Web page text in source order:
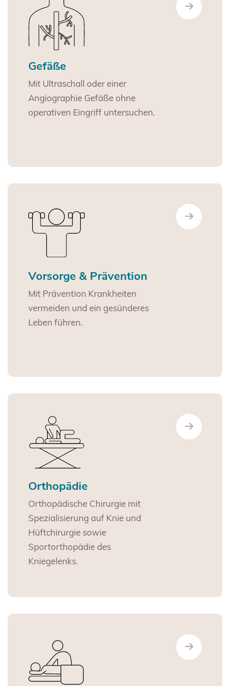
Gefäße
Mit Ultraschall oder einer
Angiographie Gefäße ohne
operativen Eingriff untersuchen.
Vorsorge & Prävention
Mit Prävention Krankheiten
vermeiden und ein gesünderes
Leben führen.
Orthopädie
Orthopädische Chirurgie mit
Spezialisierung auf Knie und
Hüftchirurgie sowie
Sportorthopädie des
Kniegelenks.